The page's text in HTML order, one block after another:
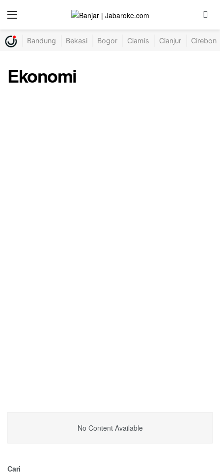
Bandung Bekasi Bogor Ciamis Cianjur Cirebon
Ekonomi
No Content Available
Cari